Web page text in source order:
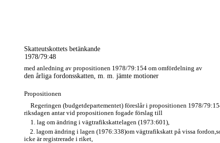
Skatteutskottets betänkande
1978/79:48
med anledning av propositionen 1978/79:154 om omfördelning av
den årliga fordonsskatten, m. m. jämte motioner
Propositionen
Regeringen (budgetdepartementet) föreslår i propositionen 1978/
riksdagen antar vid propositionen fogade förslag till
1. lag om ändring i vägtrafikskattelagen (1973:601),
2. lagom ändring i lagen (1976:338)om vägtrafikskatt på vissa
icke är registrerade i riket,